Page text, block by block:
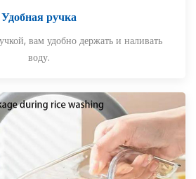
Удобная ручка
вам удобно держать и наливать
воду.